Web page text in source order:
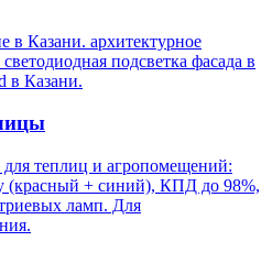
в Казани. архитектурное
подсветка фасада в
в Казани.
теплиц и агропомещений:
(красный + синий), КПД до 98%,
ламп. Для